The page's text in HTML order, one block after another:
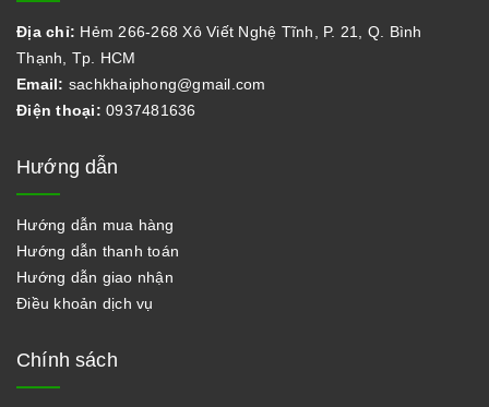
Địa chỉ: Hẻm 266-268 Xô Viết Nghệ Tĩnh, P. 21, Q. Bình
Thạnh, Tp. HCM
Email: sachkhaiphong@gmail.com
Điện thoại: 0937481636
Hướng dẫn
Hướng dẫn mua hàng
Hướng dẫn thanh toán
Hướng dẫn giao nhận
Điều khoản dịch vụ
Chính sách